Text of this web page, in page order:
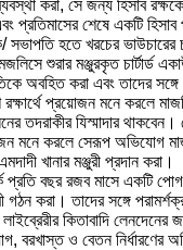
করা, সে জন্য হিসাব
শেষে একটি
সভাপতি হতে খরচের
শুরার মঞ্জুরকৃত চার্টার্ড
অবহিত করা এবং তাদের সঙ্গে
প্রয়োজন মনে করলে
তদরাকীর যিস্মাদার
মনে করলে সেরূপ অভিযোগ
খানার মঞ্জুরী প্রদান করা।
বছর রজব মাসে একটি
করা। তাদের সঙ্গে
কিতাবাদি
বরখাস্ত ও বেতন